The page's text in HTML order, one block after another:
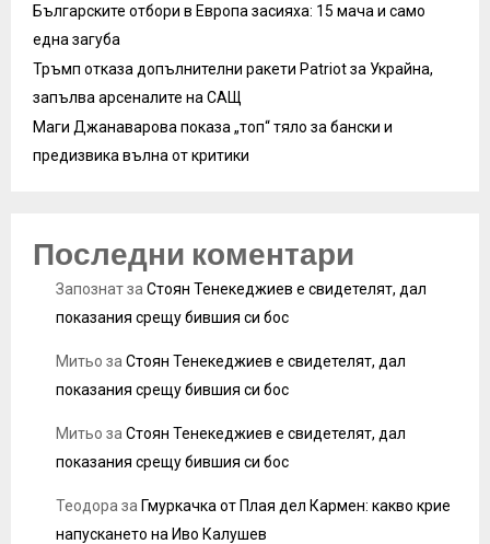
Българските отбори в Европа засияха: 15 мача и само
една загуба
Тръмп отказа допълнителни ракети Patriot за Украйна,
запълва арсеналите на САЩ
Маги Джанаварова показа „топ“ тяло за бански и
предизвика вълна от критики
Последни коментари
Запознатза Стоян Тенекеджиев е свидетелят, дал
показания срещу бившия си бос
Митьо за Стоян Тенекеджиев е свидетелят, дал
показания срещу бившия си бос
Митьо за Стоян Тенекеджиев е свидетелят, дал
показания срещу бившия си бос
Теодора за Гмуркачка от Плая дел Кармен: какво крие
напускането на Иво Калушев